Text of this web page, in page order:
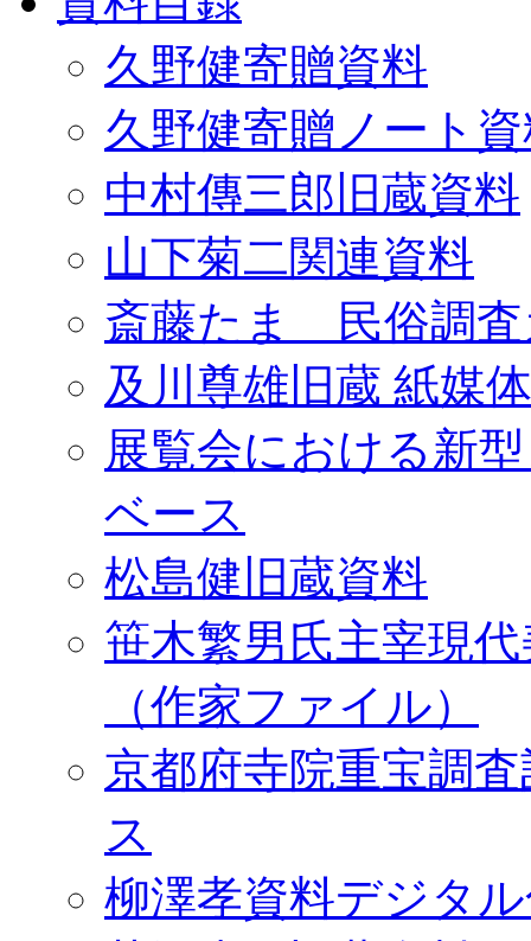
久野健寄贈資料
久野健寄贈ノート
中村傳三郎旧蔵資料
山下菊二関連資料
斎藤たま 民俗調査
及川尊雄旧蔵 紙媒
展覧会における新
ベース
松島健旧蔵資料
笹木繁男氏主宰現
（作家ファイル）
京都府寺院重宝調
ス
柳澤孝資料デジタ